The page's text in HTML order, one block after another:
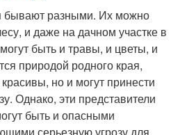
бывают разными. Их можно
и даже на дачном участке в
быть и травы, и цветы, и
природой родного края,
но и могут принести
Однако, эти представители
быть и опасными
серьезную угрозу для